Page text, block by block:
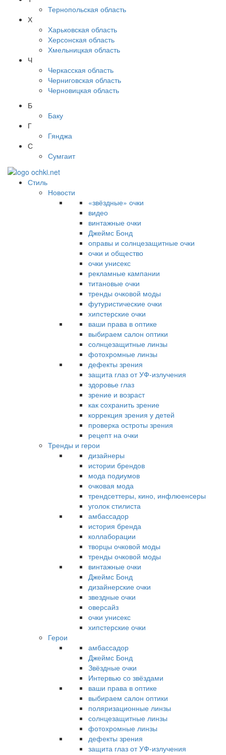
Тернопольская область
Х
Харьковская область
Херсонская область
Хмельницкая область
Ч
Черкасская область
Черниговская область
Черновицкая область
Б
Баку
Г
Гянджа
С
Сумгаит
Стиль
Новости
«звёздные» очки
видео
винтажные очки
Джеймс Бонд
оправы и солнцезащитные очки
очки и общество
очки унисекс
рекламные кампании
титановые очки
тренды очковой моды
футуристические очки
хипстерские очки
ваши права в оптике
выбираем салон оптики
солнцезащитные линзы
фотохромные линзы
дефекты зрения
защита глаз от УФ-излучения
здоровье глаз
зрение и возраст
как сохранить зрение
коррекция зрения у детей
проверка остроты зрения
рецепт на очки
Тренды и герои
дизайнеры
истории брендов
мода подиумов
очковая мода
трендсеттеры, кино, инфлюенсеры
уголок стилиста
амбассадор
история бренда
коллаборации
творцы очковой моды
тренды очковой моды
винтажные очки
Джеймс Бонд
дизайнерские очки
звездные очки
оверсайз
очки унисекс
хипстерские очки
Герои
амбассадор
Джеймс Бонд
Звёздные очки
Интервью со звёздами
ваши права в оптике
выбираем салон оптики
поляризационные линзы
солнцезащитные линзы
фотохромные линзы
дефекты зрения
защита глаз от УФ-излучения